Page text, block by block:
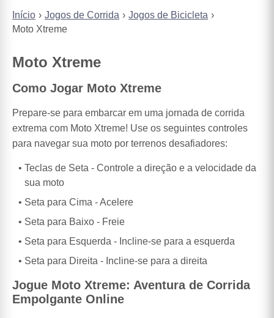
Início Jogos de Corrida
Jogos de Bicicleta
Moto Xtreme
Moto Xtreme
Como Jogar Moto Xtreme
Prepare-se para embarcar em uma jornada de corrida
extrema com Moto Xtreme! Use os seguintes controles
para navegar sua moto por terrenos desafiadores:
Teclas de Seta - Controle a direção e a velocidade da
sua moto
Seta para Cima - Acelere
Seta para Baixo - Freie
Seta para Esquerda - Incline-se para a esquerda
Seta para Direita - Incline-se para a direita
Jogue Moto Xtreme: Aventura de Corrida
Empolgante Online